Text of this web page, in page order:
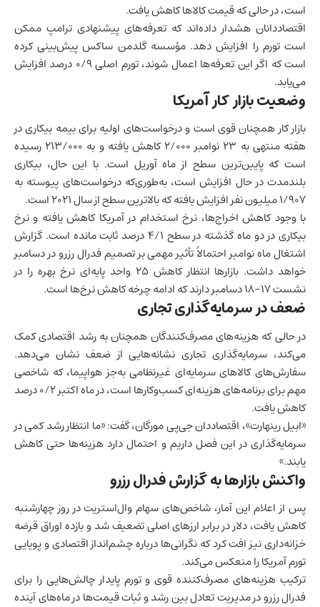
است، در حالی که قیمت کالاها کاهش یافت.
اقتصاددانان هشدار داده‌اند که تعرفه‌های پیشنهادی ترامپ ممکن
است تورم را افزایش دهد. مؤسسه گلدمن ساکس پیش‌بینی کرده
است که اگر این تعرفه‌ها اعمال شوند، تورم اصلی ۰/۹ درصد افزایش
می‌یابد.
وضعیت بازار کارآمریکا
بازار کارهمچنان قوی است و درخواست‌های اولیه برای بیمه بیکاری در
هفته منتهی به ۲۳ نوامبر ۲/۰۰۰ کاهش یافته و به ۲۱۳/۰۰۰ رسیده
است که پایین‌ترین سطح از ماه آوریل است. با این حال، بیکاری
بلندمدت در حال افزایش است، به‌طوری‌که درخواست‌های پیوسته به
۱/۹۰۷ میلیون نفر افزایش یافته که بالاترین سطح از سال ۲۰۲۱ است.
با وجود کاهش اخراج‌ها، نرخ استخدام در آمریکا کاهش یافته و نرخ
بیکاری در دو ماه گذشته در سطح ۴/۱ درصد ثابت مانده است. گزارش
اشتغال ماه نوامبر احتمالاً تأثیر مهمی بر تصمیم فدرال رزرو در دسامبر
خواهد داشت. بازارها انتظار کاهش ۲۵ واحد پایه‌ای نرخ بهره را در
نشست ۱۷-۱۸ دسامبر دارند که ادامه چرخه کاهش نرخ‌ها است.
ضعف در سرمایه‌گذاری تجاری
در حالی که هزینه‌های مصرف‌کنندگان همچنان به رشد اقتصادی کمک
می‌کند، سرمایه‌گذاری تجاری نشانه‌هایی از ضعف نشان می‌دهد.
سفارش‌های کالاهای سرمایه‌ای غیرنظامی به‌جز هواپیما، که شاخصی
مهم برای برنامه‌های هزینه‌ای کسب‌وکارها است، در ماه اکتبر ۰/۲ درصد
کاهش یافت.
«ابیل رینهارت»، اقتصاددان جی‌پی مورگان، گفت: «ما انتظار رشد کمی در
سرمایه‌گذاری در این فصل داریم و احتمال دارد هزینه‌ها حتی کاهش
یابند.»
واکنش بازارهابه گزارش فدرال رزرو
پس از اعلام این آمار، شاخص‌های سهام وال‌استریت در روز چهارشنبه
کاهش یافت، دلار در برابر ارزهای اصلی تضعیف شد و بازده اوراق قرضه
خزانه‌داری نیز افت کرد که نگرانی‌ها درباره چشم‌انداز اقتصادی و پویایی
تورم آمریکا را منعکس می‌کند.
ترکیب هزینه‌های مصرف‌کننده قوی و تورم پایدار چالش‌هایی را برای
فدرال رزرو در مدیریت تعادل بین رشد و ثبات قیمت‌ها در ماه‌های آینده